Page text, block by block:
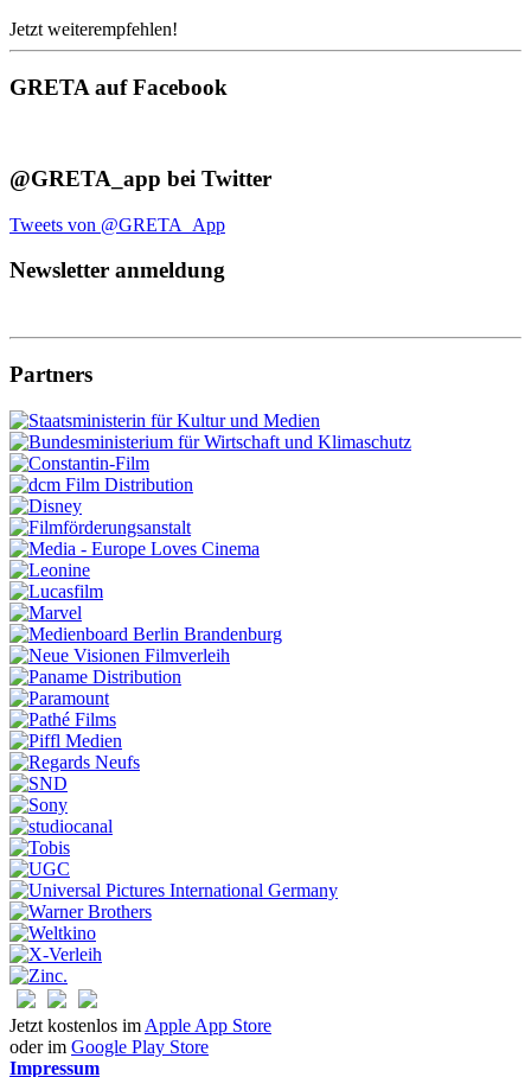
Jetzt weiterempfehlen!
GRETA auf Facebook
@GRETA_app bei Twitter
Tweets von @GRETA_App
Newsletter anmeldung
Partners
Jetzt kostenlos im Apple App Store
oder im Google Play Store
Impressum